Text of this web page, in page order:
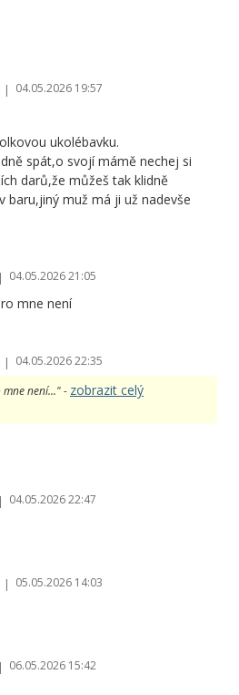
| 04.05.2026 19:57
ukolébavku.
spát,o svojí mámě nechej si
darů,že můžeš tak klidně
baru,jiný muž má ji už nadevše
| 04.05.2026 21:05
mne není
| 04.05.2026 22:35
není..." - zobrazit celý
| 04.05.2026 22:47
| 05.05.2026 14:03
| 06.05.2026 15:42